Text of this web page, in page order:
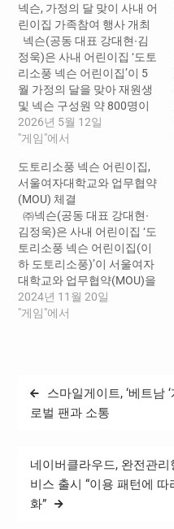
넥슨, 가정의 달 맞이 사내 어
린이집 가족참여 행사 개최
넥슨(공동 대표 강대현∙김
정욱)은 사내 어린이집 ‘도토
리소풍 넥슨 어린이집’이 5
월 가정의 달을 맞아 재원생
및 넥슨 구성원 약 800명이
참여하는 가족 행사를 진행
한다고 12일 밝혔다. 먼저,
대치원은 원아 및 학부모, 형
제자매 등 600여 명을 초청
해 성남시 동서울대학교 실
내체육관에서 봄 운동회 행
사를 열었다. 참가 어린이들
은 팀을 나눠…
2026년 5월 12일
"게임"에서
도토리소풍 넥슨 어린이집,
서울여자대학교와 업무협약
(MOU) 체결
㈜넥슨(공동 대표 강대현∙
김정욱)은 사내 어린이집 ‘도
토리소풍 넥슨 어린이집(이
하 도토리소풍)’이 서울여자
대학교와 업무협약(MOU)을
체결했다고 19일 밝혔다.
도토리소풍은 지난 18일 서
직원 교육, 산학협력 사업 참
여 등과 관련하여 상호 협력
학술 교류 및…
2024년 11월 20일
"게임"에서
글
탐
스마일게이트, ‘베트남
로벌 팬과 소통
네이버클라우드, 완전관
비스 출시 “이용 패턴에
화”